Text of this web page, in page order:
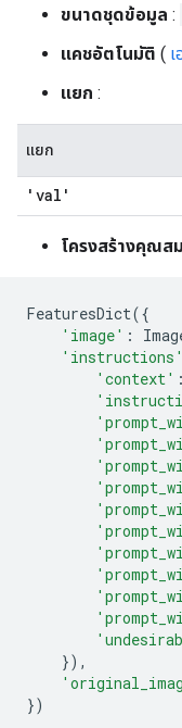
ขนาดชุดข้อมูล :
แคชอัตโนมัติ (
แยก :
แยก
'val'
โครงสร้างคุณส
FeaturesDict({
'image' :
'instructions'
'context' :
}),
})